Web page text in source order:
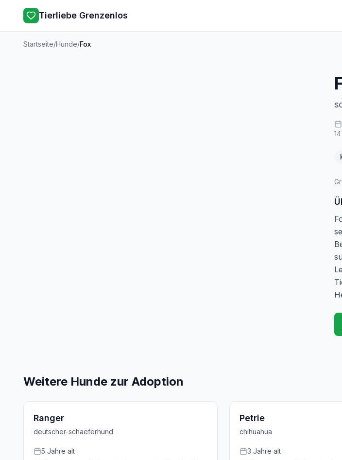
Tierliebe Grenzenlos
Startseite/Hunde/Fox
Weitere Hunde zur Adoption
Ranger
deutscher-schaeferhund
5 Jahre alt
Reserviert
Petrie
chihuahua
3 Jahre alt